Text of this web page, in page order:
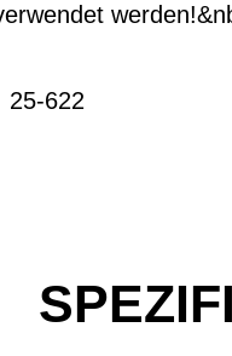
25-622